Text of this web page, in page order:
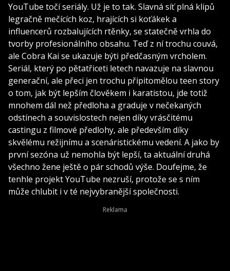
YouTube točí seriály. Už je to tak. Slavná síť plná klipů
legračně mečících koz, hrajících si koťákek a
influencerů rozbalujících rtěnky, se statečně vrhla do
tvorby profesionálního obsahu. Teď z ní trochu couvá,
ale Cobra Kai se ukazuje býti předčasným vrcholem.
Seriál, který po pětatřiceti letech navazuje na slavnou
generační, ale přeci jen trochu připitomělou teen story
o tom, jak být lepším člověkem i karatistou, jde totiž
mnohem dál než předloha a graduje v nečekaných
odstínech a souvislostech nejen díky vrásčitému
castingu z filmové předlohy, ale především díky
skvělému režijnímu a scenáristickému vedení. A jako by
první sezóna už nemohla být lepší, ta aktuální druhá
všechno žene ještě o pár schodů výše. Doufejme, že
tenhle projekt YouTube nezruší, protože se s ním
může chlubit i v té nejvybranější společnosti.